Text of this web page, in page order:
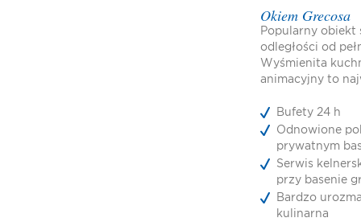
Okiem Grecosa
Popularny obiekt
odległości od
Wyśmienita
animacyjny to
Bufety 24 h
Odnowione
prywatnym
Serwis
przy basenie
Bardzo
kulinarna